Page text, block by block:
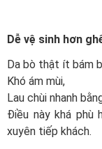
Dễ vệ sinh hơn
Da bò thật ít bám
Khó ám mùi,
Lau chùi nhanh
Điều này khá phù
xuyên tiếp khách.